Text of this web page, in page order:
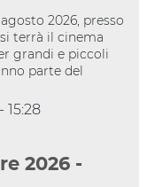
2026, presso
terrà il cinema
grandi e piccoli
parte del
15:28
2026 -